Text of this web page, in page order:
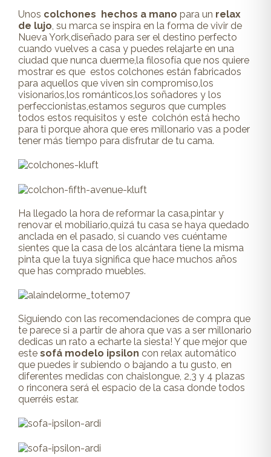
Unos colchones hechos a mano para un relax
de lujo, su marca se inspira en la forma de vivir de
Nueva York,diseñado para ser el destino perfecto
cuando vuelves a casa y puedes relajarte en una
ciudad que nunca duerme,la filosofía que nos quiere
mostrar es que estos colchones están fabricados
para aquellos que viven sin compromiso,los
visionarios,los románticos,los soñadores y los
perfeccionistas,estamos seguros que cumples
todos estos requisitos y este colchón está hecho
para ti porque ahora que eres millonario vas a poder
tener más tiempo para disfrutar de tu cama.
Ha llegado la hora de reformar la casa,pintar y
renovar el mobiliario,quizá tu casa se haya quedado
anclada en el pasado, si cuando ves cuéntame
sientes que la casa de los alcántara tiene la misma
pinta que la tuya significa que hace muchos años
que has comprado muebles.
Siguiendo con las recomendaciones de compra que
te parece si a partir de ahora que vas a ser millonario
dedicas un rato a echarte la siesta! Y que mejor que
este sofá modelo ipsilon con relax automático
que puedes ir subiendo o bajando a tu gusto, en
diferentes medidas con chaislongue, 2,3 y 4 plazas
o rinconera será el espacio de la casa donde todos
querréis estar.